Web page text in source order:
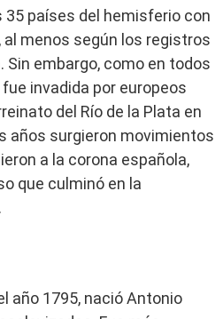
35 países del hemisferio con
al menos según los registros
Sin embargo, como en todos
invadida por europeos
del Río de la Plata en
años surgieron movimientos
a la corona española,
que culminó en la
año 1795, nació Antonio